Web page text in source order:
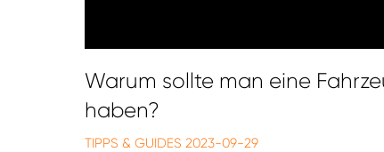
Warum sollte man eine
haben?
TIPPS & GUIDES 2023-09-29